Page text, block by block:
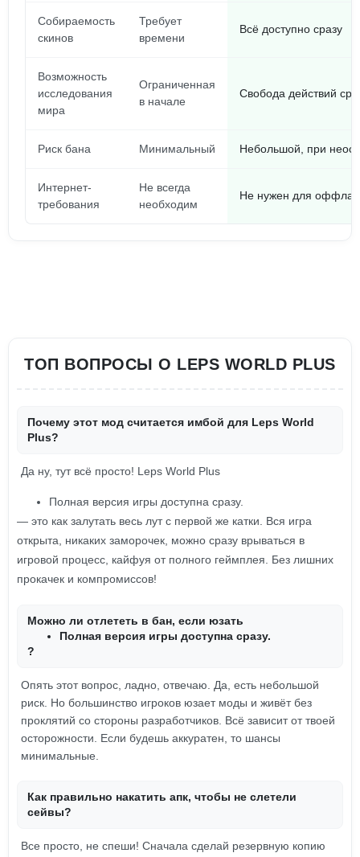
Собираемость
скинов
Требует
времени
Всё доступно сразу
Возможность
исследования
мира
Ограниченная
в начале
Свобода действий
Риск бана Минимальный Небольшой, при
Интернет-
требования
Не всегда
необходим
Не нужен для
ТОП ВОПРОСЫ О LEPS WORLD PLUS
Почему этот мод считается имбой для Leps World
Plus?
Да ну, тут всё просто! Leps World Plus
Полная версия игры доступна сразу.
— это как залутать весь лут с первой же катки. Вся игра
открыта, никаких заморочек, можно сразу врываться в
игровой процесс, кайфуя от полного геймплея. Без лишних
прокачек и компромиссов!
Можно ли отлететь в бан, если юзать
Полная версия игры доступна сразу.
?
Опять этот вопрос, ладно, отвечаю. Да, есть небольшой
риск. Но большинство игроков юзает моды и живёт без
проклятий со стороны разработчиков. Всё зависит от твоей
осторожности. Если будешь аккуратен, то шансы
минимальные.
Как правильно накатить апк, чтобы не слетели
сейвы?
Все просто, не спеши! Сначала сделай резервную копию